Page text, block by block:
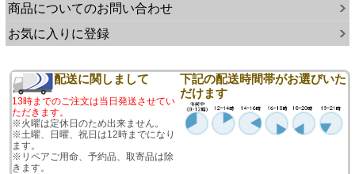
商品についてのお問い合わせ
お気に入りに登録
配送に関しまして
13時までのご注文は当日発送させてい
ただきます。
※火曜は定休日のため出来ません。
※土曜、日曜、祝日は12時までになり
ます。
※リペアご用命、予約品、取寄品は除
きます。
下記の配送時間帯がお選びいた
だけます